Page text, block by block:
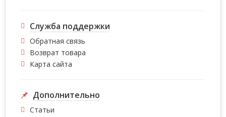
Служба поддержки
Обратная связь
Возврат товара
Карта сайта
Дополнительно
Статьи